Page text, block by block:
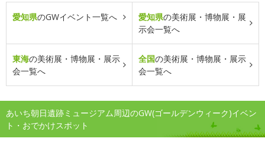
愛知県のGWイベント一覧へ 愛知県の美術展・博物展・展
示会一覧へ
東海の美術展・博物展・展示
会一覧へ
全国の美術展・博物展・展示
会一覧へ
あいち朝日遺跡ミュージアム周辺のGW(ゴールデンウィーク)イベン
ト・おでかけスポット